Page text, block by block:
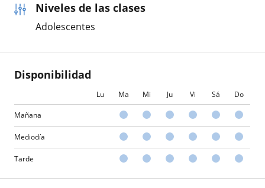
Niveles de las clases
Adolescentes
Disponibilidad
Lu Ma Mi Ju Vi Sá Do
Mañana
Mediodía
Tarde